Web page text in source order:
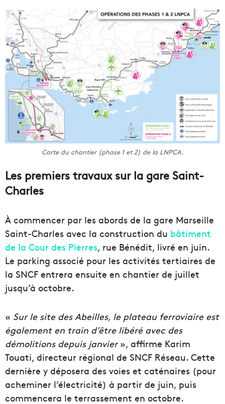
Carte du chantier (phase 1 et 2) de la LNPCA.
Les premiers travaux sur la gare Saint-
Charles
À commencer par les abords de la gare Marseille
Saint-Charles avec la construction du bâtiment
de la Cour des Pierres, rue Bénédit, livré en juin.
Le parking associé pour les activités tertiaires de
la SNCF entrera ensuite en chantier de juillet
jusqu’à octobre.
« Sur le site des Abeilles, le plateau ferroviaire est
également en train d’être libéré avec des
démolitions depuis janvier», affirme Karim
Touati, directeur régional de SNCF Réseau. Cette
dernière y déposera des voies et caténaires (pour
acheminer l’électricité) à partir de juin, puis
commencera le terrassement en octobre.